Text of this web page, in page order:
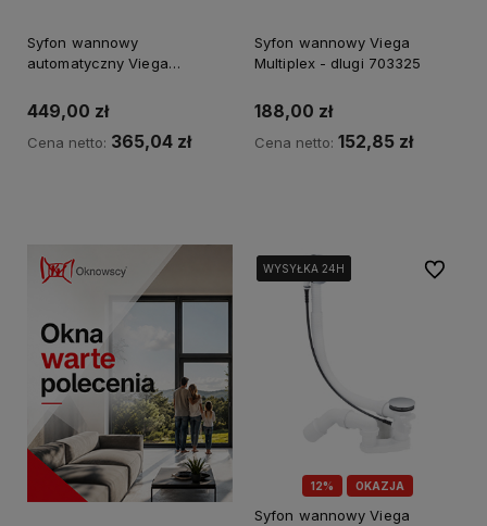
Syfon wannowy
automatyczny Viega
449,00 zł
Cena netto: 365,04 zł
Syfon wannowy Viega
Multiplex - dlugi 703325
188,00 zł
Cena netto: 152,85 zł
12% OKAZJA
WYSYŁKA 24H
WYSYŁKA 24H
WYSYŁKA 24H
Syfon wannowy Viega
Do